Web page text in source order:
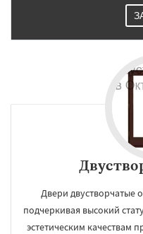
Двери двустворчатые
подчеркивая высокий
эстетическим качествам